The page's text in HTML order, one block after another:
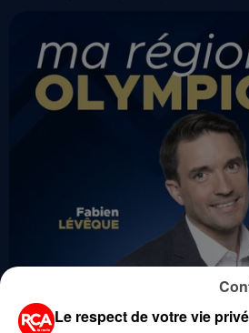
Le respect de votre vie